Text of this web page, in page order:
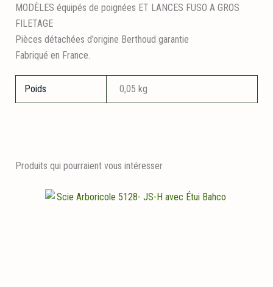
MODÈLES équipés de poignées ET LANCES FUSO A GROS
FILETAGE
Pièces détachées d’origine Berthoud garantie
Fabriqué en France.
Poids 0,05 kg
Produits qui pourraient vous intéresser